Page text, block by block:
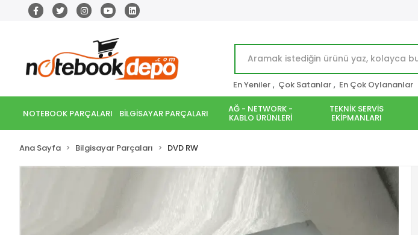
En Yeniler , Çok Satanlar , En Çok Oylananlar
NOTEBOOK PARÇALARI BİLGİSAYAR PARÇALARI AĞ - NETWORK -
KABLO ÜRÜNLERİ
TEKNİK SERVİS
EKİPMANLARI
Ana Sayfa Bilgisayar Parçaları DVD RW